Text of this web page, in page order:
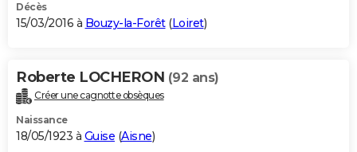
Décès
15/03/2016 à Bouzy-la-Forêt(Loiret)
Roberte LOCHERON (92 ans)
Créer une cagnotte obsèques
Naissance
18/05/1923 à Guise (Aisne)